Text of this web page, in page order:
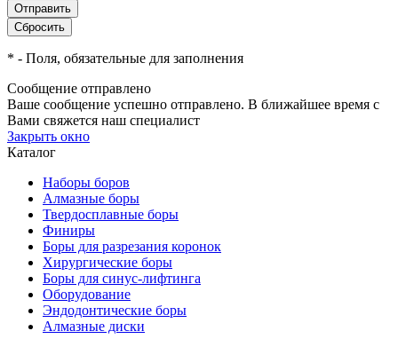
* - Поля, обязательные для заполнения
Сообщение отправлено
Ваше сообщение успешно отправлено. В ближайшее время с
Вами свяжется наш специалист
Закрыть окно
Каталог
Наборы боров
Алмазные боры
Твердосплавные боры
Финиры
Боры для разрезания коронок
Хирургические боры
Боры для синус-лифтинга
Оборудование
Эндодонтические боры
Алмазные диски